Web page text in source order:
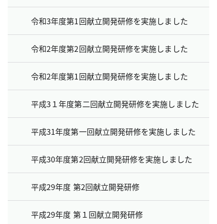
令和3年度第1回献立開発研修を実施しました
令和2年度第2回献立開発研修を実施しました
令和2年度第1回献立開発研修を実施しました
平成3１年度第二回献立開発研修を実施しました
平成31年度第一回献立開発研修を実施しました
平成30年度第2回献立開発研修を実施しました
平成29年度 第2回献立開発研修
平成29年度 第１回献立開発研修